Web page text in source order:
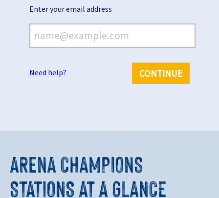
ARENA CHAMPIONS
STATIONS AT A GLANCE